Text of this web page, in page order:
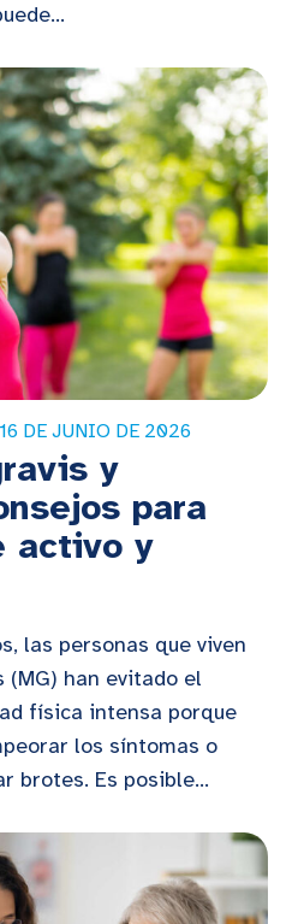
16 DE JUNIO DE 2026
y
para
activo y
las personas que viven
han evitado el
física intensa porque
los síntomas o
brotes. Es posible...